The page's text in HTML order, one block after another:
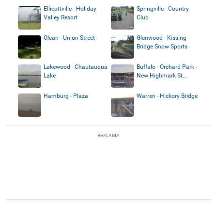
Ellicottville - Holiday
Valley Resort
Springville - Country
Club
Olean - Union Street
Glenwood - Kissing
Bridge Snow Sports
Lakewood - Chautauqua
Lake
Buffalo - Orchard Park -
New Highmark St...
Hamburg - Plaża Warren - Hickory Bridge
REKLAMA